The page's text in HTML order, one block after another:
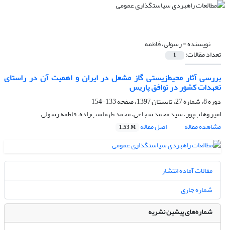
نویسنده =رسولی، فاطمه
تعداد مقالات: 1
بررسی آثار محیط‌زیستی گاز مشعل در ایران و اهمیت آن در راستای
تعهدات کشور در توافق پاریس
دوره 8، شماره 27، تابستان 1397، صفحه
133-154
امیر وهاب‌پور، سید محمد شجاعی، محمذ طهماسب‌زاده، فاطمه رسولی
مشاهده مقاله
اصل مقاله 1.53 M
مقالات آماده انتشار
شماره جاری
شماره‌های پیشین نشریه